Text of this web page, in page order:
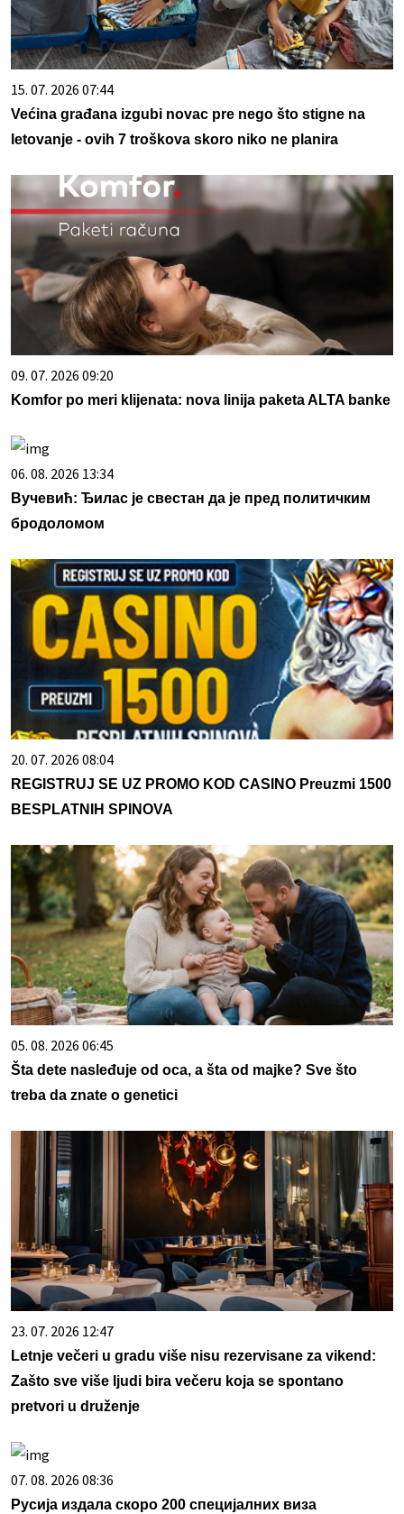
15. 07. 2026 07:44
Većina građana izgubi novac pre nego što stigne na
letovanje - ovih 7 troškova skoro niko ne planira
09. 07. 2026 09:20
Komfor po meri klijenata: nova linija paketa ALTA banke
06. 08. 2026 13:34
Вучевић: Ђилас је свестан да је пред политичким
бродоломом
20. 07. 2026 08:04
REGISTRUJ SE UZ PROMO KOD CASINO Preuzmi 1500
BESPLATNIH SPINOVA
05. 08. 2026 06:45
Šta dete nasleđuje od oca, a šta od majke? Sve što
treba da znate o genetici
23. 07. 2026 12:47
Letnje večeri u gradu više nisu rezervisane za vikend:
Zašto sve više ljudi bira večeru koja se spontano
pretvori u druženje
07. 08. 2026 08:36
Русија издала скоро 200 специјалних виза